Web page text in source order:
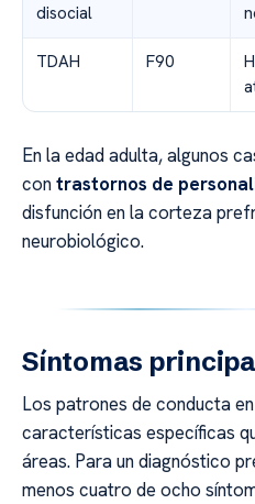
disocial
TDAH F90
En la edad adulta, algunos
contrastornos de
disfunción en la corteza
neurobiológico.
Síntomas
Los patrones de conducta
características específicas
áreas. Para un diagnóstico
menos cuatro de ocho